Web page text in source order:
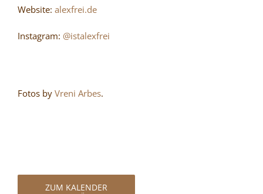
Website: alexfrei.de
Instagram: @istalexfrei
Fotos by Vreni Arbes.
ZUM KALENDER